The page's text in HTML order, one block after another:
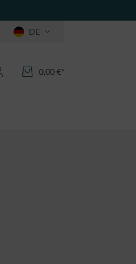
DE
0,00 €*